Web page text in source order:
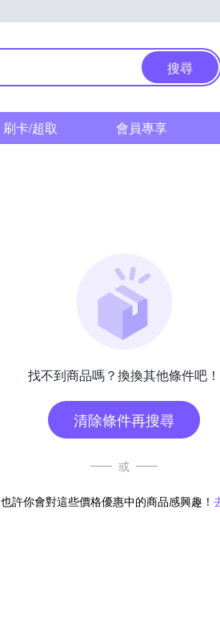
搜尋
刷卡/超取 會員專享
找不到商品嗎？換換其他條件吧！
清除條件再搜尋
或
也許你會對這些價格優惠中的商品感興趣！